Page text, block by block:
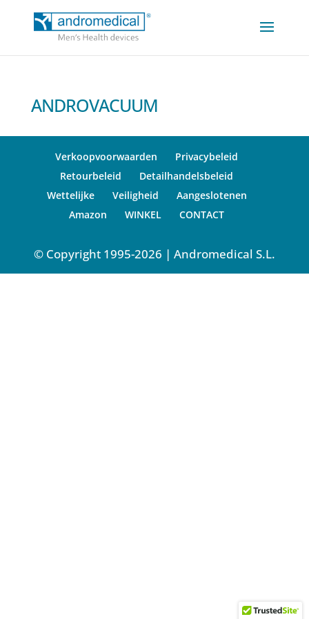
ANDROVACUUM
Verkoopvoorwaarden
Privacybeleid
Retourbeleid
Detailhandelsbeleid
Wettelijke
Veiligheid
Aangeslotenen
Amazon
WINKEL CONTACT
© Copyright 1995-2026 | Andromedical S.L.